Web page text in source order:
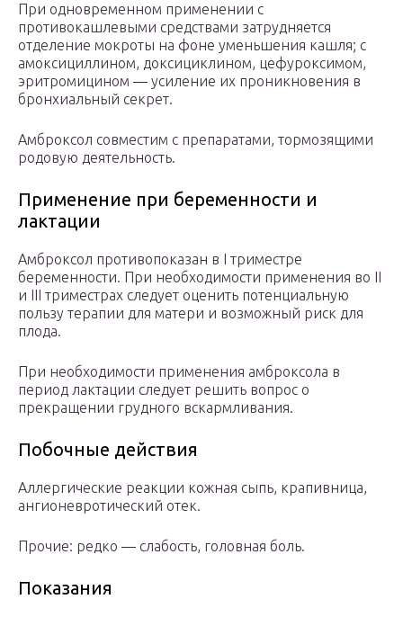
При одновременном применении с
противокашлевыми средствами затрудняется
отделение мокроты на фоне уменьшения кашля; с
амоксициллином, доксициклином, цефуроксимом,
эритромицином — усиление их проникновения в
бронхиальный секрет.
Амброксол совместим с препаратами, тормозящими
родовую деятельность.
Применение при беременности и
лактации
Амброксол противопоказан в I триместре
беременности. При необходимости применения во II
и III триместрах следует оценить потенциальную
пользу терапии для матери и возможный риск для
плода.
При необходимости применения амброксола в
период лактации следует решить вопрос о
прекращении грудного вскармливания.
Побочные действия
Аллергические реакции кожная сыпь, крапивница,
ангионевротический отек.
Прочие: редко — слабость, головная боль.
Показания